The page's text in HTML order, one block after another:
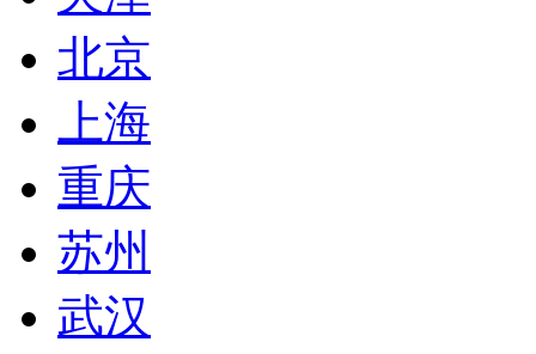
北京
上海
重庆
苏州
武汉